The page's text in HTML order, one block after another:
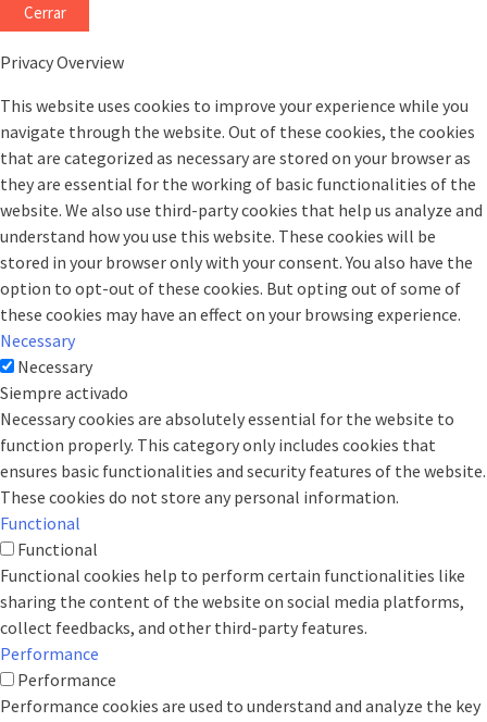
Cerrar
Privacy Overview
This website uses cookies to improve your experience while you
navigate through the website. Out of these cookies, the cookies
that are categorized as necessary are stored on your browser as
they are essential for the working of basic functionalities of the
website. We also use third-party cookies that help us analyze and
understand how you use this website. These cookies will be
stored in your browser only with your consent. You also have the
option to opt-out of these cookies. But opting out of some of
these cookies may have an effect on your browsing experience.
Necessary
Necessary
Siempre activado
Necessary cookies are absolutely essential for the website to
function properly. This category only includes cookies that
ensures basic functionalities and security features of the website.
These cookies do not store any personal information.
Functional
Functional
Functional cookies help to perform certain functionalities like
sharing the content of the website on social media platforms,
collect feedbacks, and other third-party features.
Performance
Performance
Performance cookies are used to understand and analyze the key